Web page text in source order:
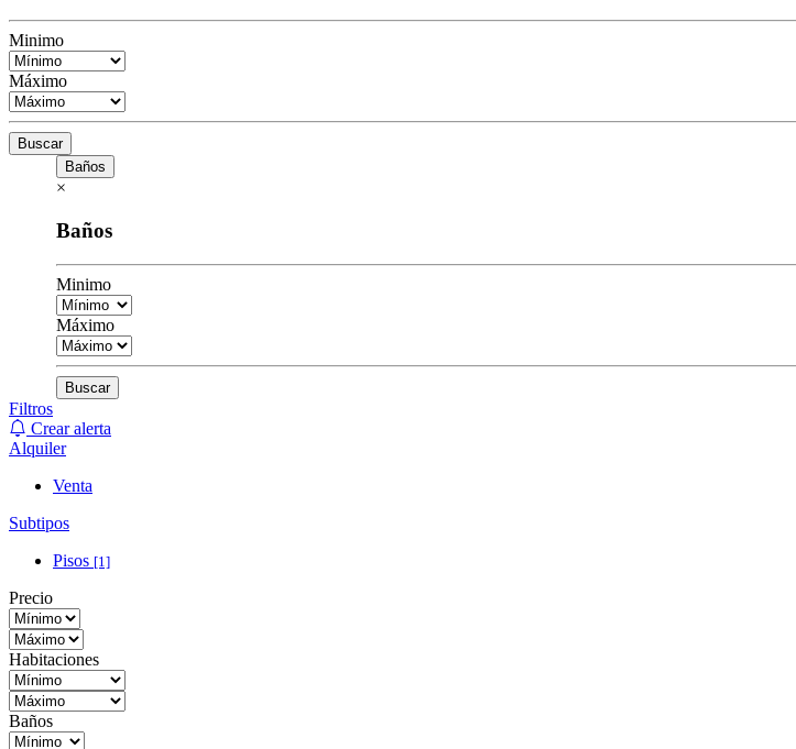
Minimo
Máximo
Buscar
Baños
×
Baños
Minimo
Máximo
Buscar
Filtros
Crear alerta
Alquiler
Venta
Subtipos
Pisos [1]
Precio
Habitaciones
Baños